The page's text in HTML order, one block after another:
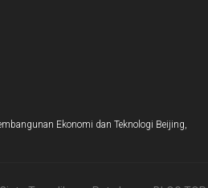
Ekonomi dan Teknologi Beijing,